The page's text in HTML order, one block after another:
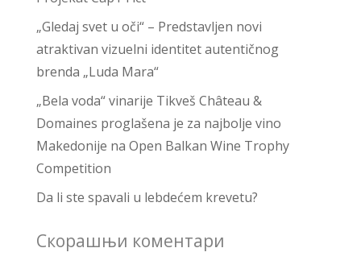
„Gledaj svet u oči“ – Predstavljen novi
atraktivan vizuelni identitet autentičnog
brenda „Luda Mara“
„Bela voda“ vinarije Tikveš Château &
Domaines proglašena je za najbolje vino
Makedonije na Open Balkan Wine Trophy
Competition
Da li ste spavali u lebdećem krevetu?
Скорашњи коментари